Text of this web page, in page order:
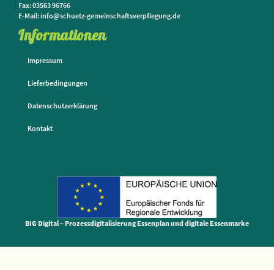
Fax: 03563 96766
E-Mail: info@schuetz-gemeinschaftsverpflegung.de
Informationen
Impressum
Lieferbedingungen
Datenschutzerklärung
Kontakt
BIG Digital – Prozessdigitalisierung Essenplan und digitale Essenmarke